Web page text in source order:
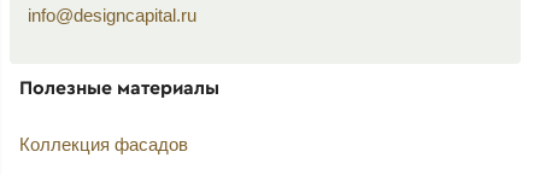
info@designcapital.ru
Полезные материалы
Коллекция фасадов